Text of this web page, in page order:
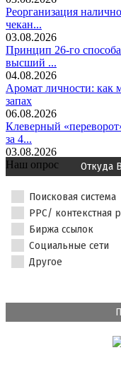
Реорганизация
чекан...
03.08.2026
Принцип 26-го
высший ...
04.08.2026
Аромат личности: как
запах
06.08.2026
Клеверный
за 4...
03.08.2026
Наш опрос
Откуда
Поисковая система
PPC/ контекстная
Биржа ссылок
Социальные сети
Другое